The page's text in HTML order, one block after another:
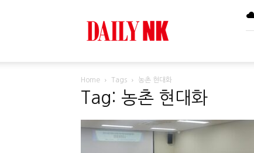
Home Tags 농촌 현대화
Tag: 농촌 현대화